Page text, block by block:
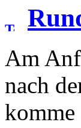
Am
nach
komme